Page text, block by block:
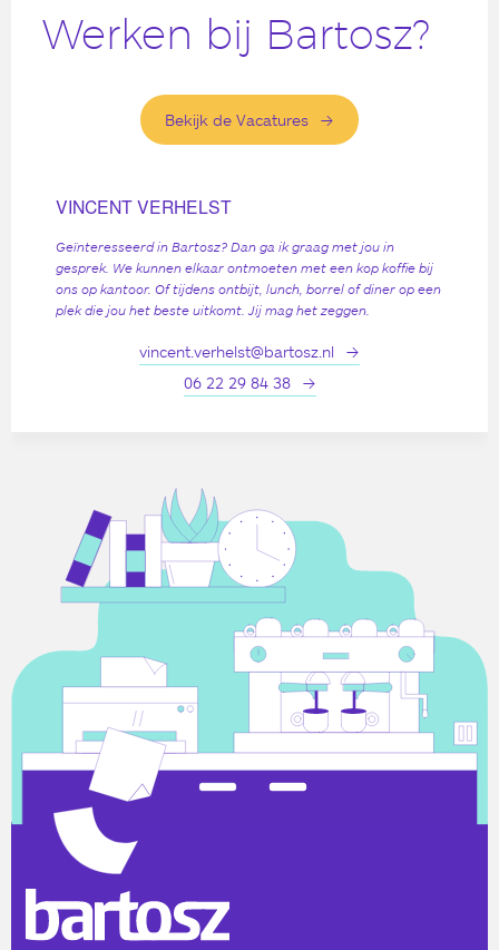
Werken bij Bartosz?
Bekijk de Vacatures
VINCENT VERHELST
Geïnteresseerd in Bartosz? Dan ga ik graag met jou in
gesprek. We kunnen elkaar ontmoeten met een kop koffie bij
ons op kantoor. Of tijdens ontbijt, lunch, borrel of diner op een
plek die jou het beste uitkomt. Jij mag het zeggen.
vincent.verhelst@bartosz.nl
06 22 29 84 38